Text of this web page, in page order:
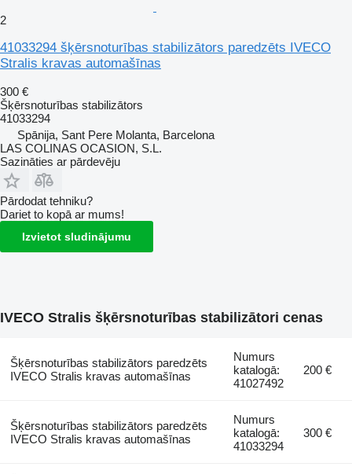
2
41033294 šķērsnoturības stabilizātors paredzēts IVECO
Stralis kravas automašīnas
300 €
Šķērsnoturības stabilizātors
41033294
Spānija, Sant Pere Molanta, Barcelona
LAS COLINAS OCASION, S.L.
Sazināties ar pārdevēju
Pārdodat tehniku?
Dariet to kopā ar mums!
Izvietot sludinājumu
IVECO Stralis šķērsnoturības stabilizātori cenas
Šķērsnoturības stabilizātors paredzēts
IVECO Stralis kravas automašīnas
Numurs
katalogā:
41027492
200 €
Šķērsnoturības stabilizātors paredzēts
IVECO Stralis kravas automašīnas
Numurs
katalogā:
41033294
300 €